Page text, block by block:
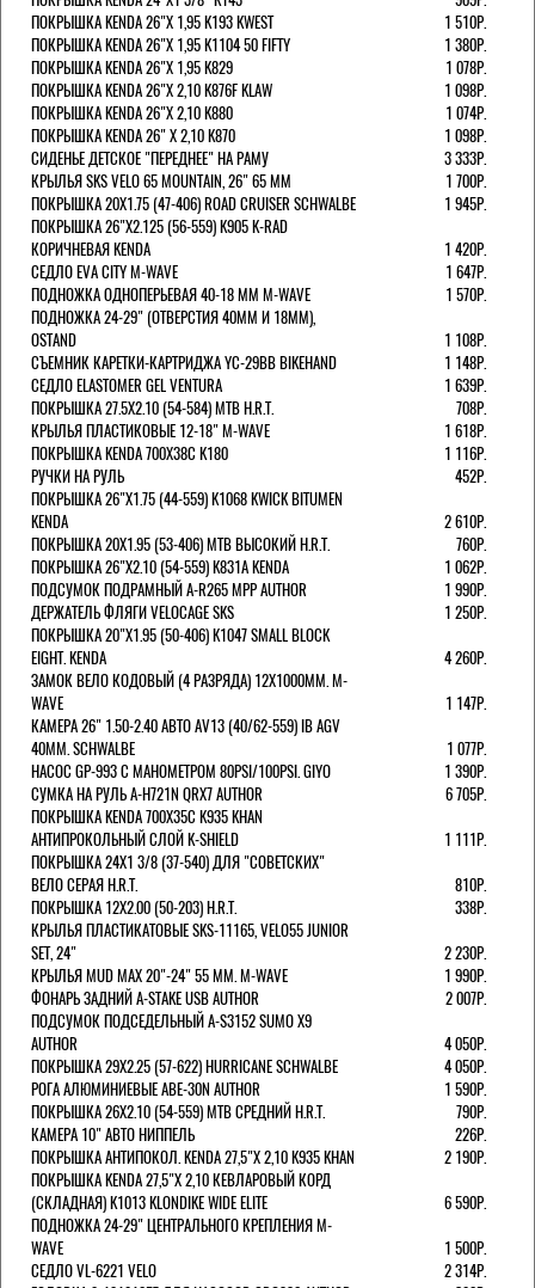
ПОКРЫШКА KENDA 26"Х 1,95 K193 KWEST
1 510Р.
ПОКРЫШКА KENDA 26"Х 1,95 K1104 50 FIFTY
1 380Р.
ПОКРЫШКА KENDA 26"Х 1,95 K829
1 078Р.
ПОКРЫШКА KENDA 26"Х 2,10 K876F KLAW
1 098Р.
ПОКРЫШКА KENDA 26"Х 2,10 K880
1 074Р.
ПОКРЫШКА KENDA 26" Х 2,10 K870
1 098Р.
СИДЕНЬЕ ДЕТСКОЕ "ПЕРЕДНЕЕ" НА РАМУ
3 333Р.
КРЫЛЬЯ SKS VELO 65 MOUNTAIN, 26" 65 ММ
1 700Р.
ПОКРЫШКА 20X1.75 (47-406) ROAD CRUISER SCHWALBE
1 945Р.
ПОКРЫШКА 26"Х2.125 (56-559) K905 K-RAD
КОРИЧНЕВАЯ KENDA
1 420Р.
СЕДЛО EVA CITY M-WAVE
1 647Р.
ПОДНОЖКА ОДНОПЕРЬЕВАЯ 40-18 ММ M-WAVE
1 570Р.
ПОДНОЖКА 24-29" (ОТВЕРСТИЯ 40ММ И 18ММ),
OSTAND
1 108Р.
СЪЕМНИК КАРЕТКИ-КАРТРИДЖА YC-29BB BIKEHAND
1 148Р.
СЕДЛО ELASTOMER GEL VENTURA
1 639Р.
ПОКРЫШКА 27.5X2.10 (54-584) MTB H.R.T.
708Р.
КРЫЛЬЯ ПЛАСТИКОВЫЕ 12-18" M-WAVE
1 618Р.
ПОКРЫШКА KENDA 700Х38С K180
1 116Р.
РУЧКИ НА РУЛЬ
452Р.
ПОКРЫШКА 26"Х1.75 (44-559) K1068 KWICK BITUMEN
KENDA
2 610Р.
ПОКРЫШКА 20X1.95 (53-406) MTB ВЫСОКИЙ H.R.T.
760Р.
ПОКРЫШКА 26"Х2.10 (54-559) K831A KENDA
1 062Р.
ПОДСУМОК ПОДРАМНЫЙ A-R265 MPP AUTHOR
1 990Р.
ДЕРЖАТЕЛЬ ФЛЯГИ VELOCAGE SKS
1 250Р.
ПОКРЫШКА 20"Х1.95 (50-406) K1047 SMALL BLOCK
EIGHT. KENDA
4 260Р.
ЗАМОК ВЕЛО КОДОВЫЙ (4 РАЗРЯДА) 12Х1000ММ. M-
WAVE
1 147Р.
КАМЕРА 26" 1.50-2.40 АВТО AV13 (40/62-559) IB AGV
40MM. SCHWALBE
1 077Р.
НАСОС GP-993 С МАНОМЕТРОМ 80PSI/100PSI. GIYO
1 390Р.
СУМКА НА РУЛЬ A-H721N QRX7 AUTHOR
6 705Р.
ПОКРЫШКА KENDA 700Х35С K935 KHAN
АНТИПРОКОЛЬНЫЙ СЛОЙ K-SHIELD
1 111Р.
ПОКРЫШКА 24X1 3/8 (37-540) ДЛЯ "СОВЕТСКИХ"
ВЕЛО СЕРАЯ H.R.T.
810Р.
ПОКРЫШКА 12X2.00 (50-203) H.R.T.
338Р.
КРЫЛЬЯ ПЛАСТИКАТОВЫЕ SKS-11165, VELO55 JUNIOR
SET, 24"
2 230Р.
КРЫЛЬЯ MUD MAX 20"-24" 55 ММ. M-WAVE
1 990Р.
ФОНАРЬ ЗАДНИЙ A-STAKE USB AUTHOR
2 007Р.
ПОДСУМОК ПОДСЕДЕЛЬНЫЙ A-S3152 SUMO X9
AUTHOR
4 050Р.
ПОКРЫШКА 29X2.25 (57-622) HURRICANE SCHWALBE
4 050Р.
РОГА АЛЮМИНИЕВЫЕ ABE-30N AUTHOR
1 590Р.
ПОКРЫШКА 26X2.10 (54-559) MTB СРЕДНИЙ H.R.T.
790Р.
КАМЕРА 10" АВТО НИППЕЛЬ
226Р.
ПОКРЫШКА АНТИПОКОЛ. KENDA 27,5"Х 2,10 K935 KHAN
2 190Р.
ПОКРЫШКА KENDA 27,5"Х 2,10 КЕВЛАРОВЫЙ КОРД
(СКЛАДНАЯ) K1013 KLONDIKE WIDE ELITE
6 590Р.
ПОДНОЖКА 24-29" ЦЕНТРАЛЬНОГО КРЕПЛЕНИЯ M-
WAVE
1 500Р.
СЕДЛО VL-6221 VELO
2 314Р.